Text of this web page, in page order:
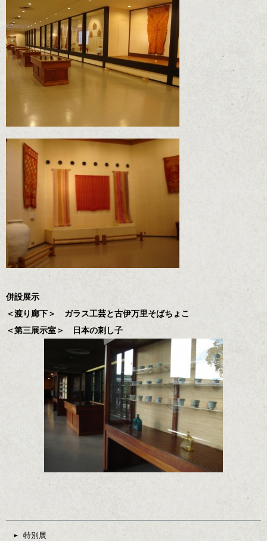
併設展示
＜渡り廊下＞ ガラス工芸と古伊万里そばちょこ
＜第三展示室＞ 日本の刺し子
特別展